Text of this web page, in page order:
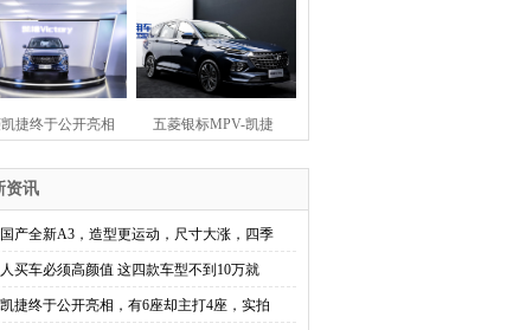
捷终于公开亮相 五菱银标MPV-凯捷
资讯
产全新A3，造型更运动，尺寸大涨，四季
买车必须高颜值 这四款车型不到10万就
捷终于公开亮相，有6座却主打4座，实拍